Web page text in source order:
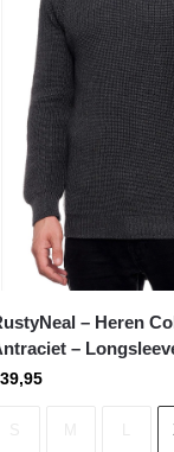
– Heren
–
39,95